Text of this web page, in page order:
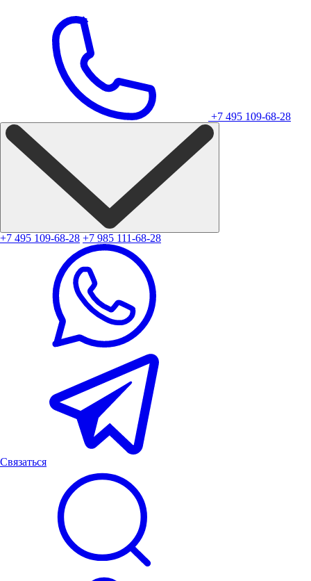
+7 495 109-68-28
+7 495 109-68-28 +7 985 111-68-28
Связаться